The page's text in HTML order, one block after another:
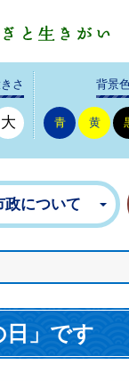
さ
大
背景
青 黄
政について
日」です